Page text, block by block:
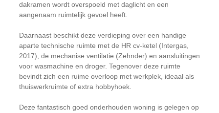
dakramen wordt overspoeld met daglicht en een
aangenaam ruimtelijk gevoel heeft.
Daarnaast beschikt deze verdieping over een handige
aparte technische ruimte met de HR cv-ketel (Intergas,
2017), de mechanise ventilatie (Zehnder) en aansluitingen
voor wasmachine en droger. Tegenover deze ruimte
bevindt zich een ruime overloop met werkplek, ideaal als
thuiswerkruimte of extra hobbyhoek.
Deze fantastisch goed onderhouden woning is gelegen op